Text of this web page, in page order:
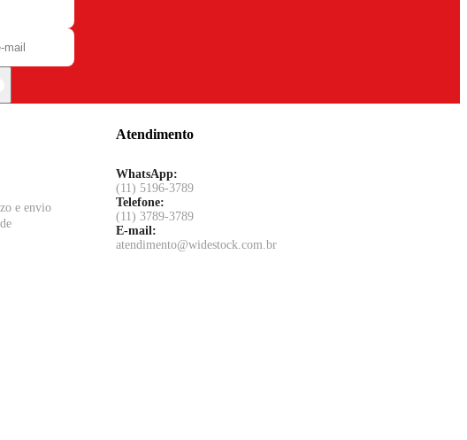
e envio
Atendimento
WhatsApp:
(11) 5196-3789
Telefone:
(11) 3789-3789
E-mail:
atendimento@widestock.com.br